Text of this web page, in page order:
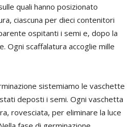
quali hanno posizionato
ciascuna per dieci contenitori
ospitanti i semi e, dopo la
Ogni scaffalatura accoglie mille
sistemiamo le vaschette
deposti i semi. Ogni vaschetta
rovesciata, per eliminare la luce